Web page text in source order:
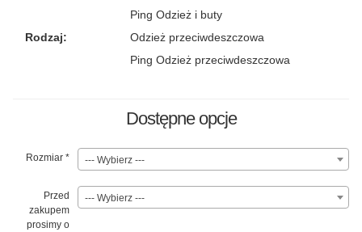
Ping Odzież i buty
Rodzaj:
Odzież przeciwdeszczowa
Ping Odzież przeciwdeszczowa
Dostępne opcje
Rozmiar * --- Wybierz ---
Przed
zakupem
prosimy o
--- Wybierz ---